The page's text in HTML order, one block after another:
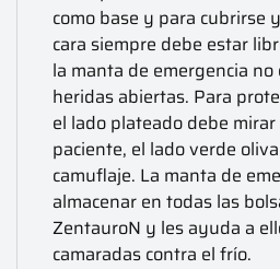
como base y para cubrirse
cara siempre debe estar
la manta de emergencia
heridas abiertas. Para
el lado plateado debe
paciente, el lado verde
camuflaje. La manta de
almacenar en todas las
ZentauroN y les ayuda a
camaradas contra el frío.